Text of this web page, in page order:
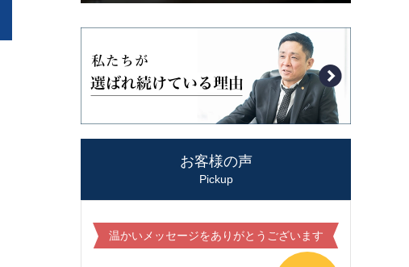
お客様の声
Pickup
温かいメッセージをありがとうございます